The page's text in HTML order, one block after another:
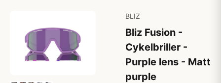
BLIZ
Bliz Fusion -
Cykelbriller -
Purple lens - Matt
purple